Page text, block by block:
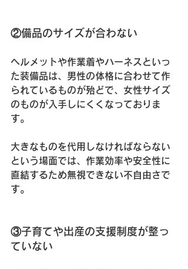
②備品のサイズが合わない
ヘルメットや作業着やハーネスといっ
た装備品は、男性の体格に合わせて作
られているものが殆どで、女性サイズ
のものが入手しにくくなっておりま
す。
大きなものを代用しなければならない
という場面では、作業効率や安全性に
直結するため無視できない不自由さで
す。
③子育てや出産の支援制度が整っ
ていない